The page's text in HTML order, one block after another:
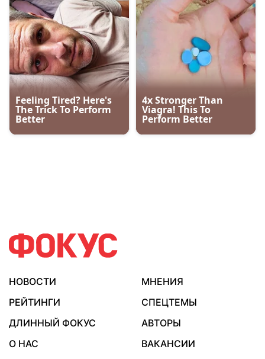
НОВОСТИ
МНЕНИЯ
РЕЙТИНГИ
СПЕЦТЕМЫ
ДЛИННЫЙ ФОКУС
АВТОРЫ
О НАС
ВАКАНСИИ